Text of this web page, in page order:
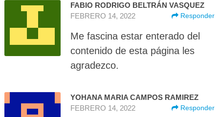
FABIO RODRIGO BELTRÁN VASQUEZ
FEBRERO 14, 2022
Responder
Me fascina estar enterado del
contenido de esta página les
agradezco.
YOHANA MARIA CAMPOS RAMIREZ
FEBRERO 14, 2022
Responder